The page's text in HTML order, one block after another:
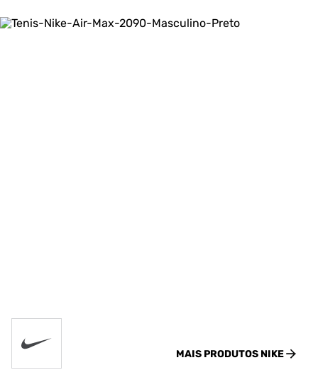
MAIS PRODUTOS NIKE